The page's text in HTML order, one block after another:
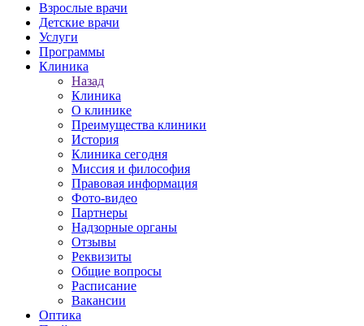
Взрослые врачи
Детские врачи
Услуги
Программы
Клиника
Назад
Клиника
О клинике
Преимущества клиники
История
Клиника сегодня
Миссия и философия
Правовая информация
Фото-видео
Партнеры
Надзорные органы
Отзывы
Реквизиты
Общие вопросы
Расписание
Вакансии
Оптика